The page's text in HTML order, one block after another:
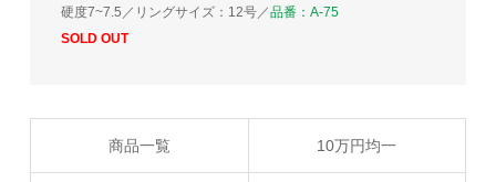
硬度7~7.5／リングサイズ：12号／品番：A-75
SOLD OUT
商品一覧 10万円均一